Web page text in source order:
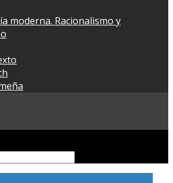
moderna. Racionalismo y